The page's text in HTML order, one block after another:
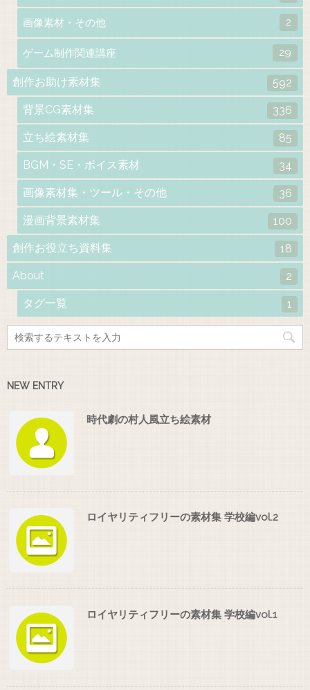
画像素材・その他 2
ゲーム制作関連講座 29
創作お助け素材集 592
背景CG素材集 336
立ち絵素材集 85
BGM・SE・ボイス素材 34
画像素材集・ツール・その他 36
漫画背景素材集 100
創作お役立ち資料集 18
About 2
タグ一覧 1
NEW ENTRY
時代劇の村人風立ち絵素材
ロイヤリティフリーの素材集 学校編vol.2
ロイヤリティフリーの素材集 学校編vol.1